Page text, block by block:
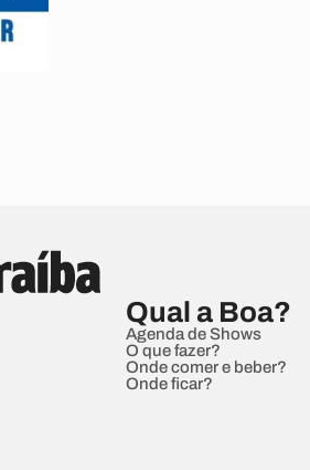
Qual a Boa?
Agenda de Shows
O que fazer?
Onde comer e beber?
Onde ficar?